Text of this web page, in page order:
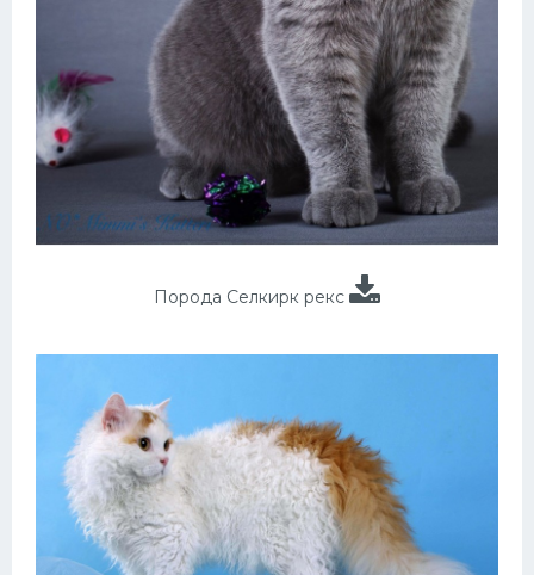
Порода Селкирк рекс